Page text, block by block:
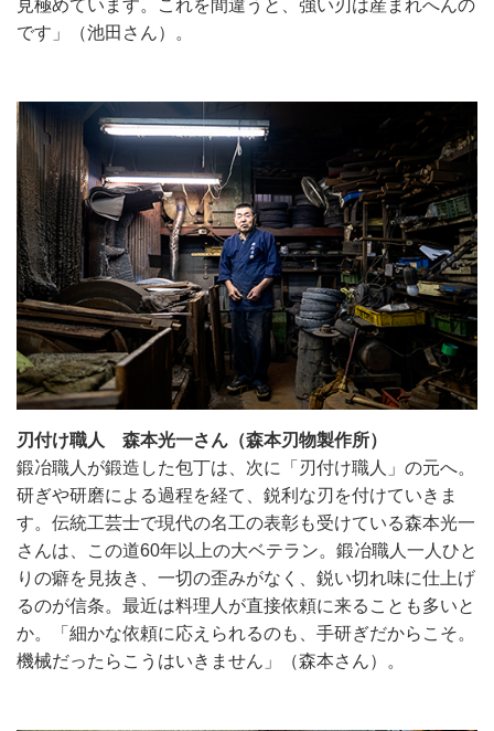
見極めています。これを間違うと、強い刃は産まれへんの
です」（池田さん）。
刃付け職人 森本光一さん（森本刃物製作所）
鍛冶職人が鍛造した包丁は、次に「刃付け職人」の元へ。
研ぎや研磨による過程を経て、鋭利な刃を付けていきま
す。伝統工芸士で現代の名工の表彰も受けている森本光一
さんは、この道60年以上の大ベテラン。鍛冶職人一人ひと
りの癖を見抜き、一切の歪みがなく、鋭い切れ味に仕上げ
るのが信条。最近は料理人が直接依頼に来ることも多いと
か。「細かな依頼に応えられるのも、手研ぎだからこそ。
機械だったらこうはいきません」（森本さん）。